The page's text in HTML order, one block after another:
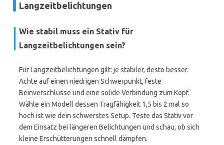
Langzeitbelichtungen
Wie stabil muss ein Stativ für
Langzeitbelichtungen sein?
Für Langzeitbelichtungen gilt: je stabiler, desto besser.
Achte auf einen niedrigen Schwerpunkt, feste
Beinverschlüsse und eine solide Verbindung zum Kopf.
Wähle ein Modell dessen Tragfähigkeit 1,5 bis 2 mal so
hoch ist wie dein schwerstes Setup. Teste das Stativ vor
dem Einsatz bei längeren Belichtungen und schau, ob sich
kleine Erschütterungen schnell dämpfen.